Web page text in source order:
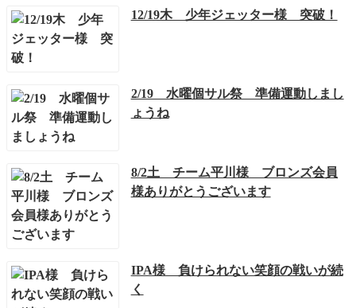
12/19木 少年ジェッター様 突破！
2/19 水曜個サル祭 準備運動しまし
ょうね
8/2土 チーム平川様 ブロンズ会員
様ありがとうございます
IPA様 負けられない笑顔の戦いが続
く